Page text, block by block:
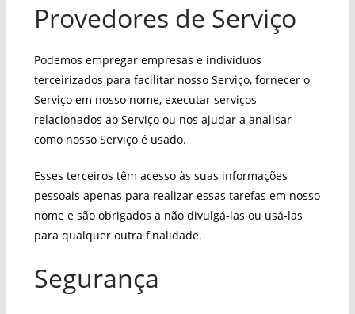
Provedores de Serviço
Podemos empregar empresas e indivíduos
terceirizados para facilitar nosso Serviço, fornecer o
Serviço em nosso nome, executar serviços
relacionados ao Serviço ou nos ajudar a analisar
como nosso Serviço é usado.
Esses terceiros têm acesso às suas informações
pessoais apenas para realizar essas tarefas em nosso
nome e são obrigados a não divulgá-las ou usá-las
para qualquer outra finalidade.
Segurança